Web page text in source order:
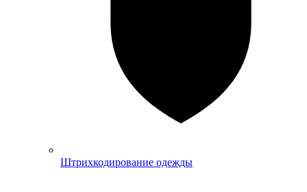
Штрихкодирование одежды